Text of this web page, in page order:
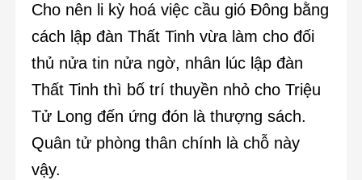
Cho nên li kỳ hoá việc cầu gió Đông bằng
cách lập đàn Thất Tinh vừa làm cho đối
thủ nửa tin nửa ngờ, nhân lúc lập đàn
Thất Tinh thì bố trí thuyền nhỏ cho Triệu
Tử Long đến ứng đón là thượng sách.
Quân tử phòng thân chính là chỗ này
vậy.